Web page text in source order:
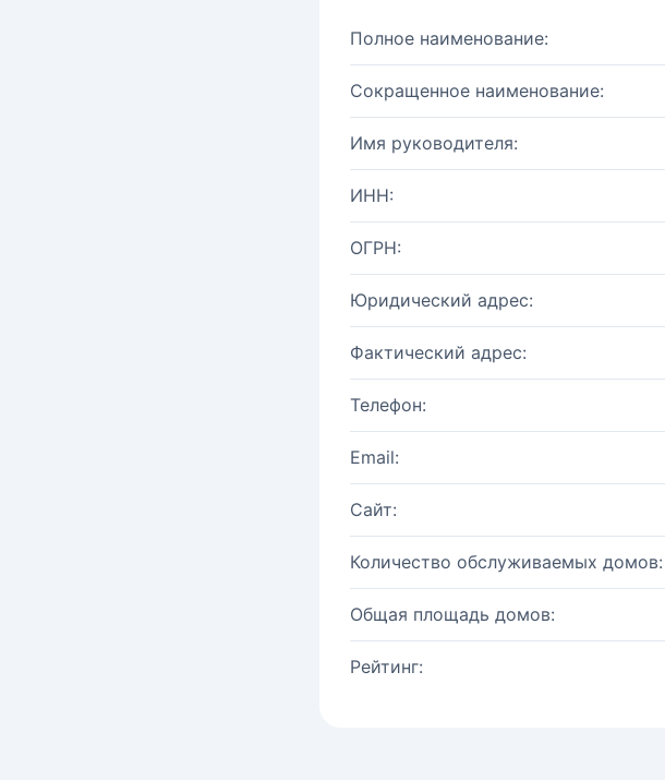
Полное наименование:
Сокращенное наименование:
Имя руководителя:
ИНН:
ОГРН:
Юридический адрес:
Фактический адрес:
Телефон:
Email:
Сайт:
Количество обслуживаемых домов:
Общая площадь домов:
Рейтинг: